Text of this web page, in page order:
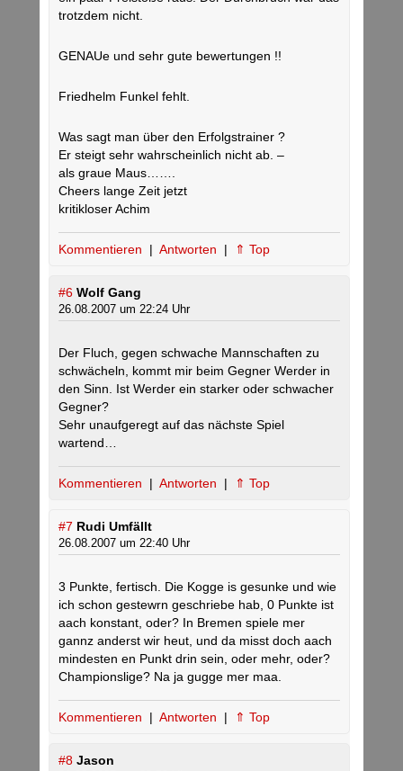
trotzdem nicht.
GENAUe und sehr gute bewertungen !!
Friedhelm Funkel fehlt.
Was sagt man über den Erfolgstrainer ?
Er steigt sehr wahrscheinlich nicht ab. –
als graue Maus…….
Cheers lange Zeit jetzt
kritikloser Achim
Kommentieren | Antworten | ⇑ Top
#6 Wolf Gang
26.08.2007 um 22:24 Uhr
Der Fluch, gegen schwache Mannschaften zu
schwächeln, kommt mir beim Gegner Werder in
den Sinn. Ist Werder ein starker oder schwacher
Gegner?
Sehr unaufgeregt auf das nächste Spiel
wartend…
Kommentieren | Antworten | ⇑ Top
#7 Rudi Umfällt
26.08.2007 um 22:40 Uhr
3 Punkte, fertisch. Die Kogge is gesunke und wie
ich schon gestewrn geschriebe hab, 0 Punkte ist
aach konstant, oder? In Bremen spiele mer
gannz anderst wir heut, und da misst doch aach
mindesten en Punkt drin sein, oder mehr, oder?
Championslige? Na ja gugge mer maa.
Kommentieren | Antworten | ⇑ Top
#8 Jason